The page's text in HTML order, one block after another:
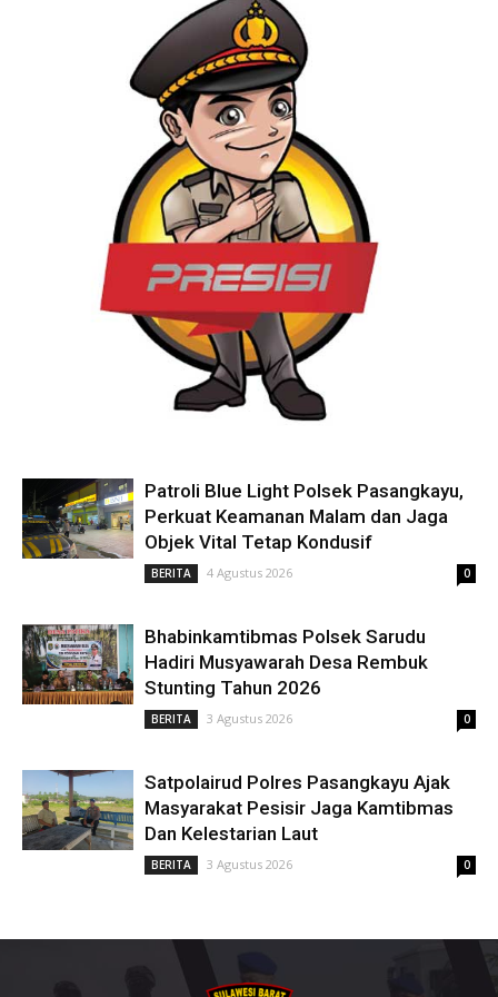
Patroli Blue Light Polsek Pasangkayu,
Perkuat Keamanan Malam dan Jaga
Objek Vital Tetap Kondusif
BERITA 4 Agustus 2026 0
Bhabinkamtibmas Polsek Sarudu
Hadiri Musyawarah Desa Rembuk
Stunting Tahun 2026
BERITA 3 Agustus 2026 0
Satpolairud Polres Pasangkayu Ajak
Masyarakat Pesisir Jaga Kamtibmas
Dan Kelestarian Laut
BERITA 3 Agustus 2026 0